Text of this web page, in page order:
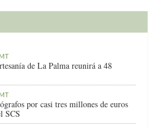
de La Palma reunirá a 48
por casi tres millones de euros
SCS